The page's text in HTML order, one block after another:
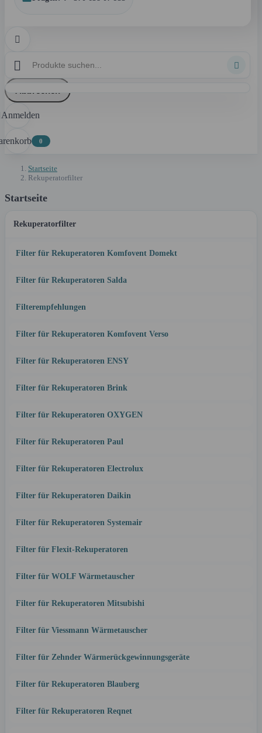

 
Anmelden
0
Startseite
Rekuperatorfilter
Startseite
Rekuperatorfilter
Filter für Rekuperatoren Komfovent Domekt
Filter für Rekuperatoren Salda
Filterempfehlungen
Filter für Rekuperatoren Komfovent Verso
Filter für Rekuperatoren ENSY
Filter für Rekuperatoren Brink
Filter für Rekuperatoren OXYGEN
Filter für Rekuperatoren Paul
Filter für Rekuperatoren Electrolux
Filter für Rekuperatoren Daikin
Filter für Rekuperatoren Systemair
Filter für Flexit-Rekuperatoren
Filter für WOLF Wärmetauscher
Filter für Rekuperatoren Mitsubishi
Filter für Viessmann Wärmetauscher
Filter für Zehnder Wärmerückgewinnungsgeräte
Filter für Rekuperatoren Blauberg
Filter für Rekuperatoren Reqnet